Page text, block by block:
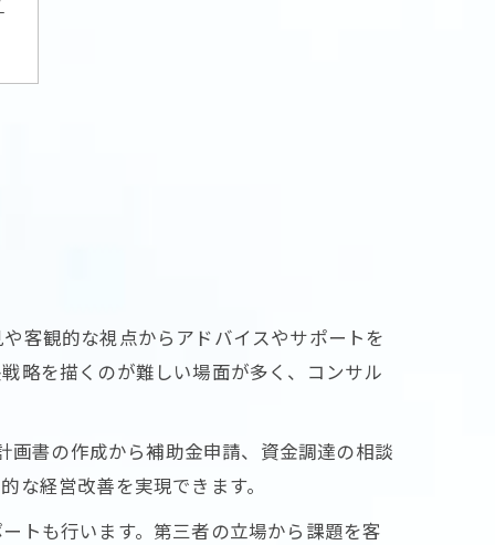
客観的な視点からアドバイスやサポートを
略を描くのが難しい場面が多く、コンサル
画書の作成から補助金申請、資金調達の相談
経営改善を実現できます。
トも行います。第三者の立場から課題を客